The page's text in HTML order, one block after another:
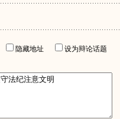
隐藏地址
设为辩论话题